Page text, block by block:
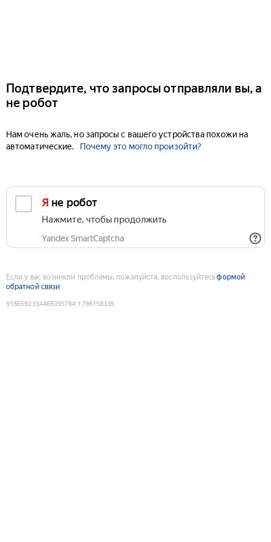
Подтвердите, что запросы отправляли вы, а
не робот
Нам очень жаль, но запросы с вашего устройства похожи на
автоматические.
Почему это могло произойти?
Я не робот
Нажмите, чтобы продолжить
Yandex SmartCaptcha
Если у вас возникли проблемы, пожалуйста, воспользуйтесьформой
обратной связи
9186592334465095784:1786158335